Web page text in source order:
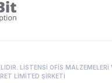
LİSTENSİ OFİS MALZEMELERİ
LİMİTED ŞİRKETİ